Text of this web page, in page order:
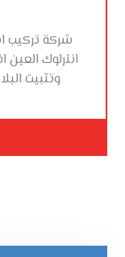
شركة تركيب
انترلوك
وتثبيت